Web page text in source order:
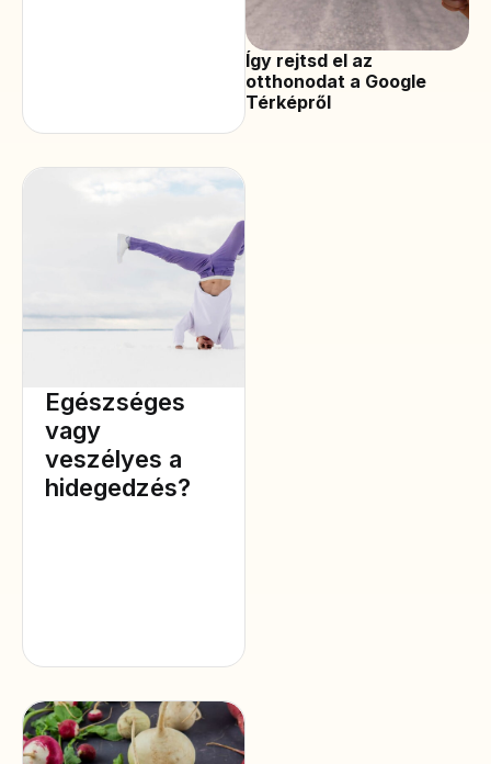
Egészséges
vagy
veszélyes a
hidegedzés?
Így rejtsd el az
otthonodat a Google
Térképről